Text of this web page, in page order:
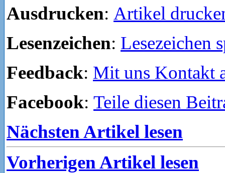
Ausdrucken: Artikel
Lesenzeichen: Lesezeichen
Feedback: Mit uns Kontakt
Facebook: Teile diesen
Nächsten Artikel lesen
Vorherigen Artikel lesen